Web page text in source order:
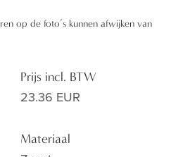
op de foto’s kunnen afwijken van
Prijs incl. BTW
23.36 EUR
Materiaal